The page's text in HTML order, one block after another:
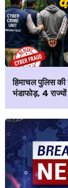
हिमाचल पुलिस की
भंडाफोड़, 4